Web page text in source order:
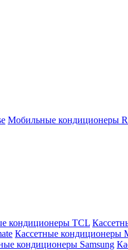
Мобильные кондиционеры
кондиционеры TCL
Кассетные кондиционеры
кондиционеры Samsung